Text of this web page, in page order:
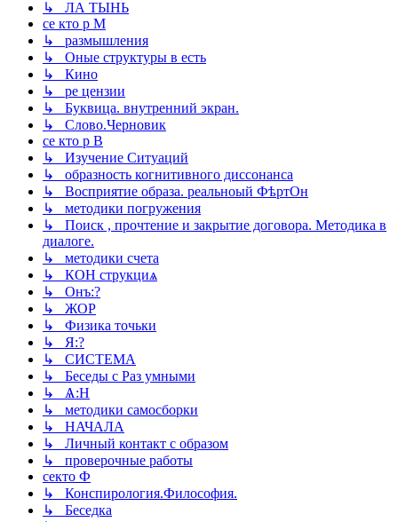
↳ ЛА ТЫНЬ
се кто р М
↳ размышления
↳ Оные структуры в есть
↳ Кино
↳ ре цензии
↳ Буквица. внутренний экран.
↳ Слово.Черновик
се кто р В
↳ Изучение Ситуаций
↳ образность когнитивного диссонанса
↳ Восприятие образа. реальноый ФѣртОн
↳ методики погружения
↳ Поиск , прочтение и закрытие договора. Методика в
диалоге.
↳ методики счета
↳ КОН струкциѧ
↳ Онъ:?
↳ ЖОР
↳ Физика точьки
↳ Я:?
↳ СИСТЕМА
↳ Беседы с Раз умными
↳ Ѧ:Н
↳ методики самосборки
↳ НАЧАЛА
↳ Личный контакт с образом
↳ проверочные работы
секто Ф
↳ Конспирология.Философия.
↳ Беседка